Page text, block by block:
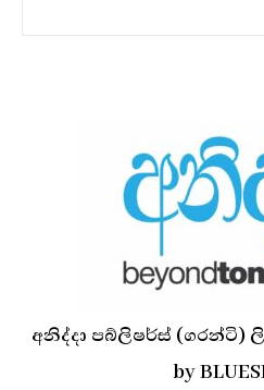
අනිද්දා පබ්ලිෂර්ස් (ගරන්ටි)
by